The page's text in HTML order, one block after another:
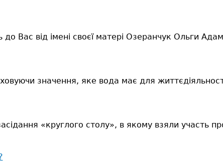
Вас від імені своєї матері Озеранчук Ольги
значення, яке вода має для
«круглого столу», в якому взяли участь